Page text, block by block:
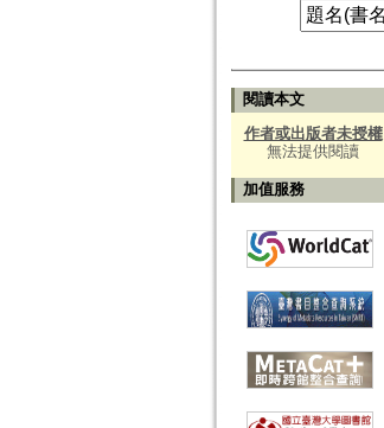
閱讀本文
作者或出版者未授權
無法提供閱讀
加值服務